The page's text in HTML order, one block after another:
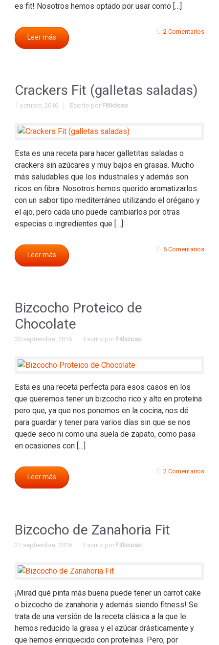
es fit! Nosotros hemos optado por usar como […]
Leer más
2 Comentarios
Crackers Fit (galletas saladas)
1 octubre, 2016 Escrito por Fitlicioso
Esta es una receta para hacer galletitas saladas o
crackers sin azúcares y muy bajos en grasas. Mucho
más saludables que los industriales y además son
ricos en fibra. Nosotros hemos querido aromatizarlos
con un sabor tipo mediterráneo utilizando el orégano y
el ajo, pero cada uno puede cambiarlos por otras
especias o ingredientes que […]
Leer más
6 Comentarios
Bizcocho Proteico de
Chocolate
30 septiembre, 2016 Escrito por Fitlicioso
Esta es una receta perfecta para esos casos en los
que queremos tener un bizcocho rico y alto en proteína
pero que, ya que nos ponemos en la cocina, nos dé
para guardar y tener para varios días sin que se nos
quede seco ni como una suela de zapato, como pasa
en ocasiones con […]
Leer más
2 Comentarios
Bizcocho de Zanahoria Fit
27 septiembre, 2016 Escrito por Fitlicioso
¡Mirad qué pinta más buena puede tener un carrot cake
o bizcocho de zanahoria y además siendo fitness! Se
trata de una versión de la receta clásica a la que le
hemos reducido la grasa y el azúcar drásticamente y
que hemos enriquecido con proteínas. Pero, por